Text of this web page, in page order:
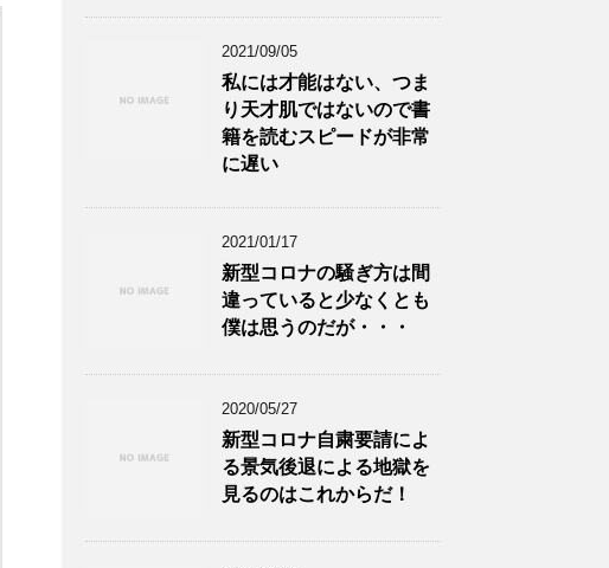
2021/09/05
私には才能はない、つま
り天才肌ではないので書
籍を読むスピードが非常
に遅い
2021/01/17
新型コロナの騒ぎ方は間
違っていると少なくとも
僕は思うのだが・・・
2020/05/27
新型コロナ自粛要請によ
る景気後退による地獄を
見るのはこれからだ！